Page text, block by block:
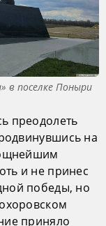
в поселке Поныри
преодолеть
на
и не принес
победы, но
приняло